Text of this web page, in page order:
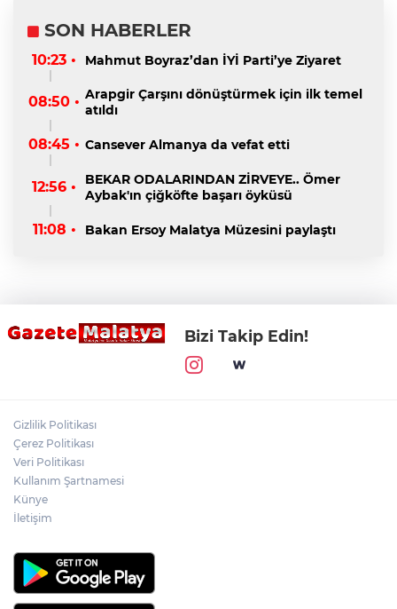
SON HABERLER
10:23 • Mahmut Boyraz’dan İYİ Parti’ye Ziyaret
08:50 • Arapgir Çarşını dönüştürmek için ilk temel
atıldı
08:45 • Cansever Almanya da vefat etti
12:56 •
BEKAR ODALARINDAN ZİRVEYE.. Ömer
Aybak'ın çiğköfte başarı öyküsü
11:08 • Bakan Ersoy Malatya Müzesini paylaştı
Bizi Takip Edin!
Gizlilik Politikası
Çerez Politikası
Veri Politikası
Kullanım Şartnamesi
Künye
İletişim